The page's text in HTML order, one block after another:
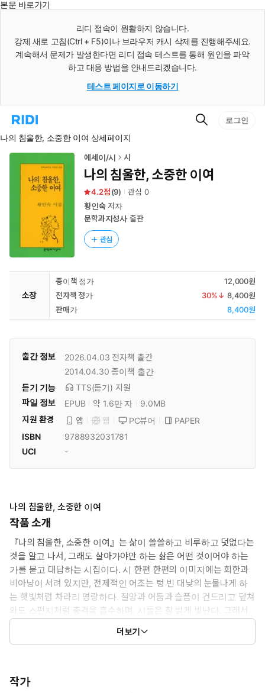
본문 바로가기
리디 접속이 원활하지 않습니다.
강제 새로 고침(Ctrl + F5)이나 브라우저 캐시 삭제를 진행해주세요.
계속해서 문제가 발생한다면 리디 접속 테스트를 통해 원인을 파악
하고 대응 방법을 안내드리겠습니다.
테스트 페이지로 이동하기
리
홈
로
검
로그인
나의 침울한, 소중한 이여 상세페이지
에세이/시 시
나의 침울한, 소중한 이여
4.2 (9) 관심 0
황인숙저자
문학과지성사출판
관심
소장
종이책 정가
12,000원
전자책 정가
30%↓ 8,400원
판매가
8,400원
출간 정보 2026.04.03 전자책 출간
2014.04.30 종이책 출간
듣기 기능
TTS(듣기) 지원
파일 정보
EPUB 약 1.6만 자
9.0MB
지원 환경
앱 웹 PC뷰어
PAPER
ISBN
9788932031781
UCI
-
나의 침울한, 소중한 이여
작품 소개
『나의 침울한, 소중한 이여』는 삶이 쓸쓸하고 비루하고 덧없다는
것을 알고 나서, 그래도 살아가야만 하는 삶은 어떤 것이어야 하는
가를 묻고 대답하는 시집이다. 시 한편 한편의 이미지에는 회한과
비아냥이 서려 있지만, 전제적인 어조는 텅 빈 대낮의 눈물나게 하
는 햇빛처럼 차라리 명랑하다. 절망과 어둠과 슬픔이 건드리고 덮쳐
와도 스펀지처럼 충격을 흡수하며, 시들은 참 밝게 빛난다. 그래서
이 시집에서는 널브러진 삶에서 단정한 말들을 튕겨내는 강한 힘이
더보기
작가